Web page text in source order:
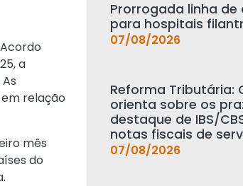
a
relação
mês
do
Prorrogada linha de
para hospitais
07/08/2026
Reforma Tributária:
orienta sobre os
destaque de IBS/
notas fiscais de
07/08/2026